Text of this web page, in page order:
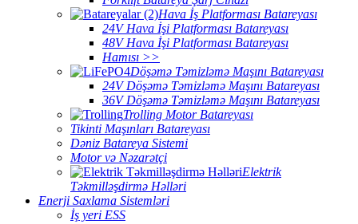
Hava İş Platforması Batareyası
24V Hava İşi Platforması Batareyası
48V Hava İşi Platforması Batareyası
Hamısı >>
Döşəmə Təmizləmə Maşını Batareyası
24V Döşəmə Təmizləmə Maşını Batareyası
36V Döşəmə Təmizləmə Maşını Batareyası
Trolling Motor Batareyası
Tikinti Maşınları Batareyası
Dəniz Batareya Sistemi
Motor və Nəzarətçi
Elektrik
Təkmilləşdirmə Həlləri
Enerji Saxlama Sistemləri
İş yeri ESS